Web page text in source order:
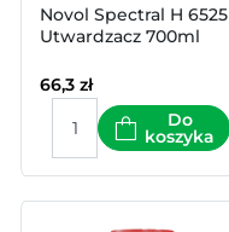
Novol Spectral H 6525
Utwardzacz 700ml
66,3 zł
Do
koszyka